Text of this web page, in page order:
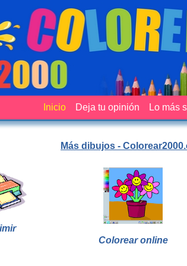
Inicio Deja tu opinión Lo más
Más dibujos -
Colorear online